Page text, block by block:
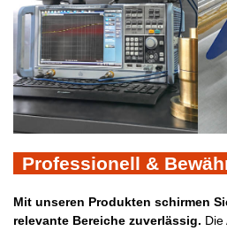
Professionell &
Mit unseren Produkten schirmen
relevante Bereiche zuverlässig. Die